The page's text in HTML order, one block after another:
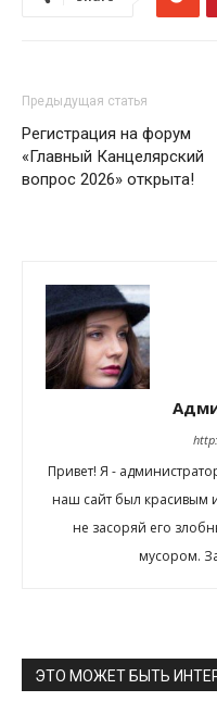
Предыдущая статья
Регистрация на форум
«Главный Канцелярский
вопрос 2026» открыта!
Привет! Я -
наш сайт был красивым
не засоряй его
мусором.
ЭТО МОЖЕТ БЫТЬ